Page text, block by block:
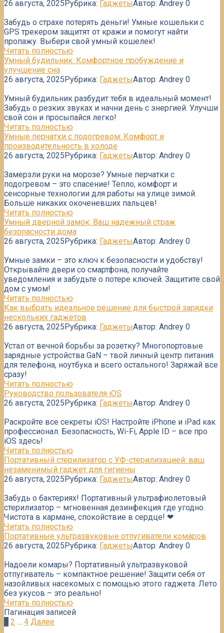
26 августа, 2025 Рубрика: ГаджетыАвтор: Andrey 0
Забудь о страхе потерять деньги! Умные кошельки с
GPS трекером защитят от кражи и помогут найти
пропажу. Выбери свой умный кошелек!
Читать полностью
Умный будильник: Комфортное пробуждение и
улучшение сна
26 августа, 2025Рубрика: ГаджетыАвтор: Andrey 0
Умный будильник разбудит тебя в идеальный момент!
Забудь о резких звуках и начни день с энергией. Улучши
свой сон и просыпайся легко!
Читать полностью
Умные перчатки с подогревом: Комфорт и
производительность в холоде
26 августа, 2025Рубрика: ГаджетыАвтор: Andrey 0
Замерзли руки на морозе? Умные перчатки с
подогревом – это спасение! Тепло, комфорт и
сенсорные технологии для работы на улице зимой.
Больше никаких окоченевших пальцев!
Читать полностью
Умный дверной замок: Ваш надежный страж
безопасности дома
26 августа, 2025Рубрика: ГаджетыАвтор: Andrey 0
Умные замки – это ключ к безопасности и удобству!
Открывайте двери со смартфона, получайте
уведомления и забудьте о потере ключей. Защитите свой
дом с умом!
Читать полностью
Как выбрать идеальное решение для быстрой зарядки
нескольких гаджетов
26 августа, 2025Рубрика: ГаджетыАвтор: Andrey 0
Устал от вечной борьбы за розетку? Многопортовые
зарядные устройства GaN – твой личный центр питания
для телефона, ноутбука и всего остального! Заряжай все
сразу!
Читать полностью
Руководство пользователя iOS
26 августа, 2025Рубрика: ГаджетыАвтор: Andrey 0
Раскройте все секреты iOS! Настройте iPhone и iPad как
профессионал. Безопасность, Wi-Fi, Apple ID – все про
iOS здесь!
Читать полностью
Портативный стерилизатор с УФ-стерилизацией: ваш
незаменимый гаджет для гигиены
26 августа, 2025Рубрика: ГаджетыАвтор: Andrey 0
Забудь о бактериях! Портативный ультрафиолетовый
стерилизатор – мгновенная дезинфекция где угодно.
Чистота в кармане, спокойствие в сердце! ❤
Читать полностью
Портативные ультразвуковые отпугиватели комаров
26 августа, 2025Рубрика: ГаджетыАвтор: Andrey 0
Надоели комары? Портативный ультразвуковой
отпугиватель – компактное решение! Защити себя от
назойливых насекомых с помощью этого гаджета. Лето
без укусов – это реально!
Читать полностью
Пагинация записей
1 2 … 4 Далее